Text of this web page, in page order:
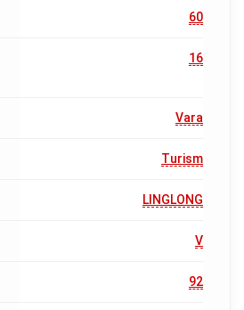
60
16
Vara
Turism
LINGLONG
V
92